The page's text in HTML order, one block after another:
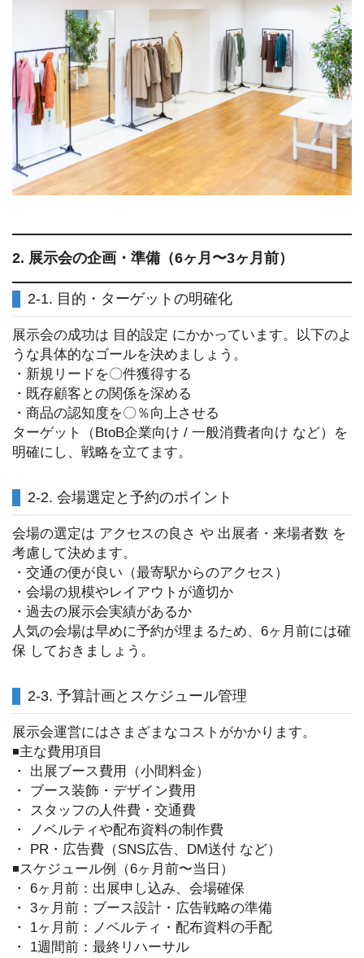
2. 展示会の企画・準備（6ヶ月〜3ヶ月前）
2-1. 目的・ターゲットの明確化
展示会の成功は 目的設定 にかかっています。以下のよ
うな具体的なゴールを決めましょう。
・新規リードを〇件獲得する
・既存顧客との関係を深める
・商品の認知度を〇％向上させる
ターゲット（BtoB企業向け / 一般消費者向け など）を
明確にし、戦略を立てます。
2-2. 会場選定と予約のポイント
会場の選定は アクセスの良さ や 出展者・来場者数 を
考慮して決めます。
・交通の便が良い（最寄駅からのアクセス）
・会場の規模やレイアウトが適切か
・過去の展示会実績があるか
人気の会場は早めに予約が埋まるため、6ヶ月前には確
保 しておきましょう。
2-3. 予算計画とスケジュール管理
展示会運営にはさまざまなコストがかかります。
◾️主な費用項目
・ 出展ブース費用（小間料金）
・ ブース装飾・デザイン費用
・ スタッフの人件費・交通費
・ ノベルティや配布資料の制作費
・ PR・広告費（SNS広告、DM送付 など）
◾️スケジュール例（6ヶ月前〜当日）
・ 6ヶ月前：出展申し込み、会場確保
・ 3ヶ月前：ブース設計・広告戦略の準備
・ 1ヶ月前：ノベルティ・配布資料の手配
・ 1週間前：最終リハーサル